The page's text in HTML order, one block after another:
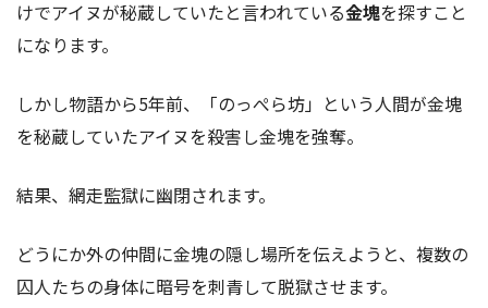
けでアイヌが秘蔵していたと言われている金塊を探すこと
になります。
しかし物語から5年前、「のっぺら坊」という人間が金塊
を秘蔵していたアイヌを殺害し金塊を強奪。
結果、網走監獄に幽閉されます。
どうにか外の仲間に金塊の隠し場所を伝えようと、複数の
囚人たちの身体に暗号を刺青して脱獄させます。